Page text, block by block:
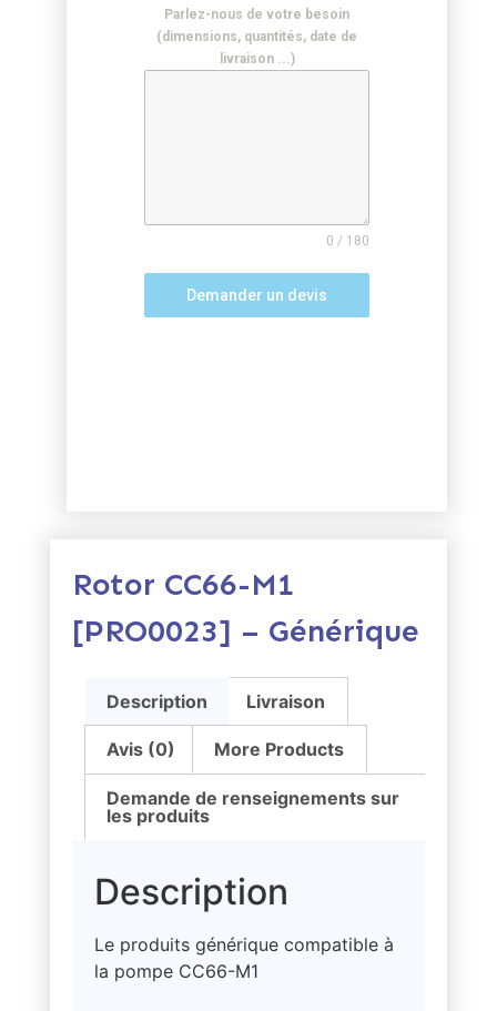
Parlez-nous de votre besoin
(dimensions, quantités, date de
livraison ...)
0 / 180
Demander un devis
Rotor CC66-M1
[PRO0023] – Générique
Description Livraison
Avis (0) More Products
Demande de renseignements sur
les produits
Description
Le produits générique compatible à
la pompe CC66-M1